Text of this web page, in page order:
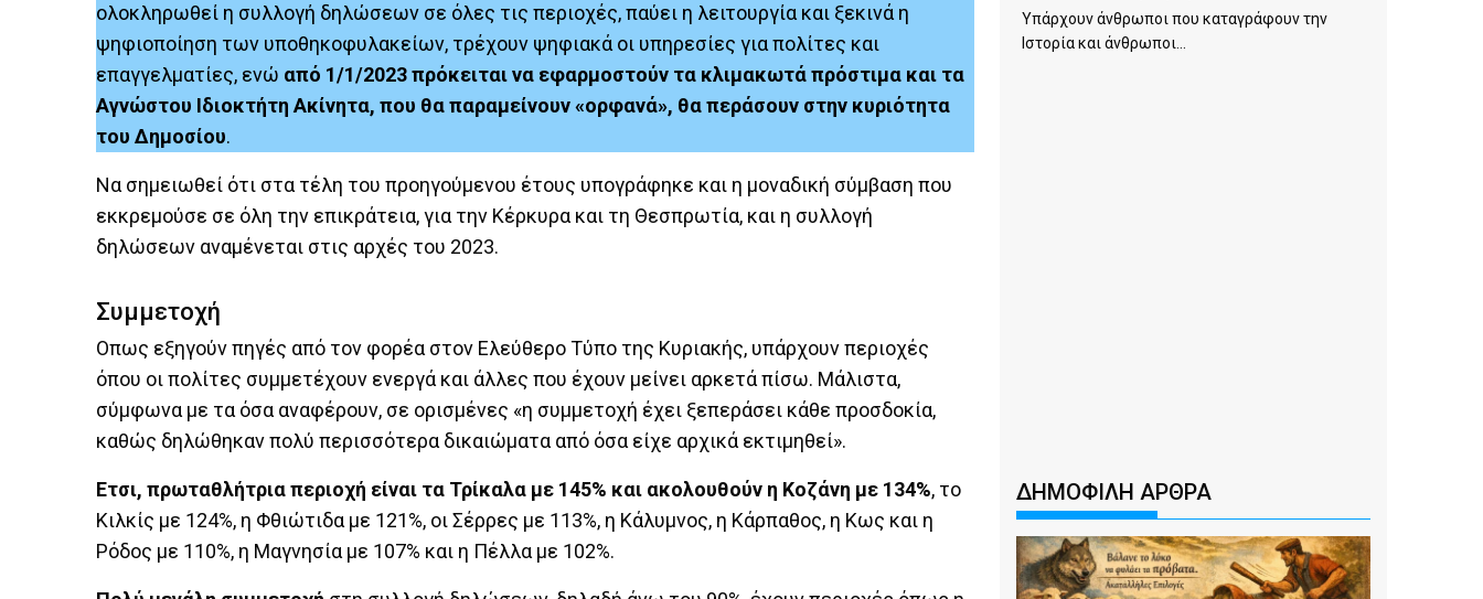
ολοκληρωθεί η συλλογή δηλώσεων σε όλες τις περιοχές, παύει η λειτουργία και ξεκινά η
ψηφιοποίηση των υποθηκοφυλακείων, τρέχουν ψηφιακά οι υπηρεσίες για πολίτες και
επαγγελματίες, ενώ από 1/1/2023 πρόκειται να εφαρμοστούν τα κλιμακωτά πρόστιμα και τα
Αγνώστου Ιδιοκτήτη Ακίνητα, που θα παραμείνουν «ορφανά», θα περάσουν στην κυριότητα
του Δημοσίου.
Να σημειωθεί ότι στα τέλη του προηγούμενου έτους υπογράφηκε και η μοναδική σύμβαση που
εκκρεμούσε σε όλη την επικράτεια, για την Κέρκυρα και τη Θεσπρωτία, και η συλλογή
δηλώσεων αναμένεται στις αρχές του 2023.
Συμμετοχή
Οπως εξηγούν πηγές από τον φορέα στον Ελεύθερο Τύπο της Κυριακής, υπάρχουν περιοχές
όπου οι πολίτες συμμετέχουν ενεργά και άλλες που έχουν μείνει αρκετά πίσω. Μάλιστα,
σύμφωνα με τα όσα αναφέρουν, σε ορισμένες «η συμμετοχή έχει ξεπεράσει κάθε προσδοκία,
καθώς δηλώθηκαν πολύ περισσότερα δικαιώματα από όσα είχε αρχικά εκτιμηθεί».
Ετσι, πρωταθλήτρια περιοχή είναι τα Τρίκαλα με 145% και ακολουθούν η Κοζάνη με 134%, το
Κιλκίς με 124%, η Φθιώτιδα με 121%, οι Σέρρες με 113%, η Κάλυμνος, η Κάρπαθος, η Κως και η
Ρόδος με 110%, η Μαγνησία με 107% και η Πέλλα με 102%.
Υπάρχουν άνθρωποι που καταγράφουν την
Ιστορία και άνθρωποι...
ΔΗΜΟΦΙΛΗ ΑΡΘΡΑ